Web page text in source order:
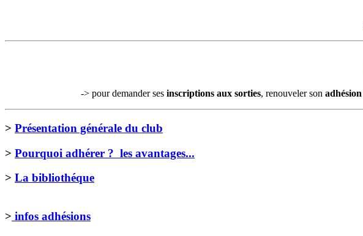
-> pour demander ses inscriptions aux sorties, renouveler son adhésion
> Présentation générale du club
> Pourquoi adhérer ? les avantages...
> La bibliothéque
> infos adhésions